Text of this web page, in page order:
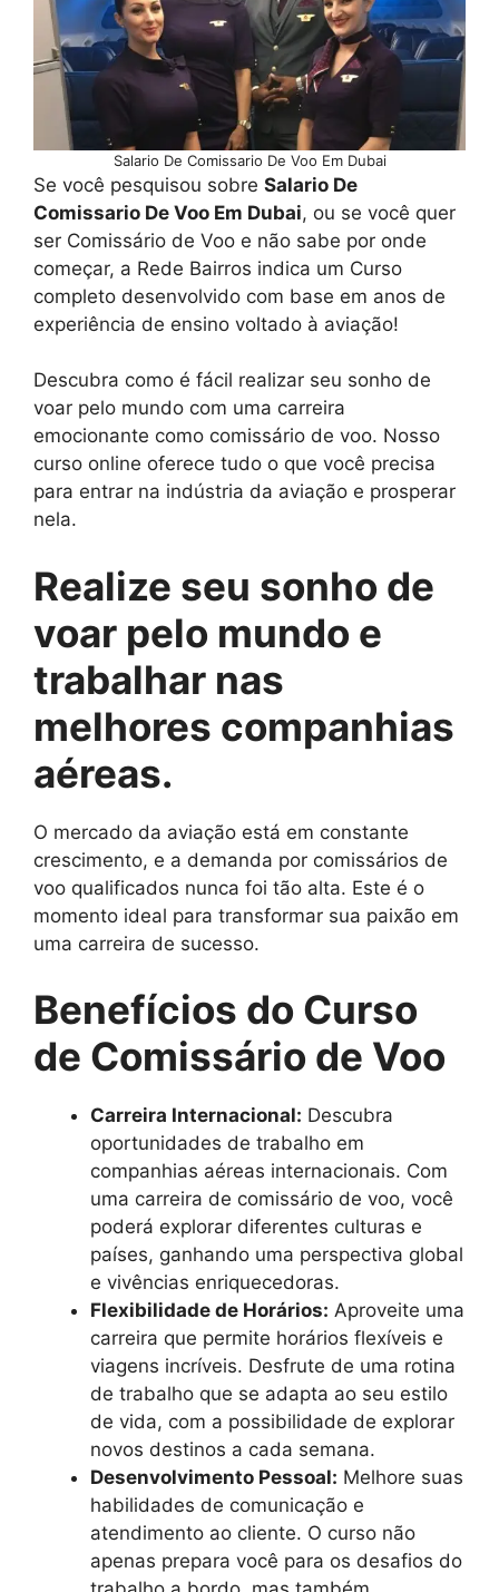
Salario De Comissario De Voo Em Dubai
Se você pesquisou sobre Salario De
Comissario De Voo Em Dubai, ou se você quer
ser Comissário de Voo e não sabe por onde
começar, a Rede Bairros indica um Curso
completo desenvolvido com base em anos de
experiência de ensino voltado à aviação!
Descubra como é fácil realizar seu sonho de
voar pelo mundo com uma carreira
emocionante como comissário de voo. Nosso
curso online oferece tudo o que você precisa
para entrar na indústria da aviação e prosperar
nela.
Realize seu sonho de
voar pelo mundo e
trabalhar nas
melhores companhias
aéreas.
O mercado da aviação está em constante
crescimento, e a demanda por comissários de
voo qualificados nunca foi tão alta. Este é o
momento ideal para transformar sua paixão em
uma carreira de sucesso.
Benefícios do Curso
de Comissário de Voo
Carreira Internacional: Descubra
oportunidades de trabalho em
companhias aéreas internacionais. Com
uma carreira de comissário de voo, você
poderá explorar diferentes culturas e
países, ganhando uma perspectiva global
e vivências enriquecedoras.
Flexibilidade de Horários: Aproveite uma
carreira que permite horários flexíveis e
viagens incríveis. Desfrute de uma rotina
de trabalho que se adapta ao seu estilo
de vida, com a possibilidade de explorar
novos destinos a cada semana.
Desenvolvimento Pessoal: Melhore suas
habilidades de comunicação e
atendimento ao cliente. O curso não
apenas prepara você para os desafios do